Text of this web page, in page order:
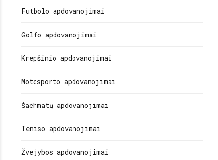
Futbolo apdovanojimai
Golfo apdovanojimai
Krepšinio apdovanojimai
Motosporto apdovanojimai
Šachmatų apdovanojimai
Teniso apdovanojimai
Žvejybos apdovanojimai